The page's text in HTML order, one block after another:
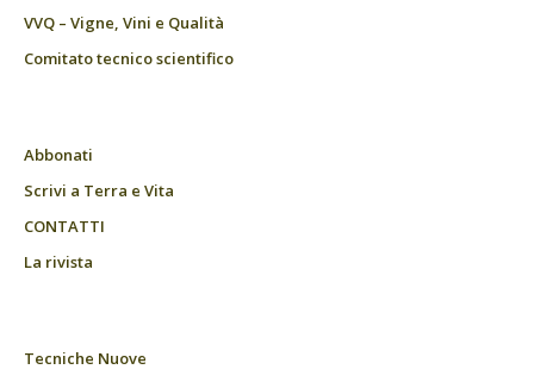
VVQ – Vigne, Vini e Qualità
Comitato tecnico scientifico
Abbonati
Scrivi a Terra e Vita
CONTATTI
La rivista
Tecniche Nuove